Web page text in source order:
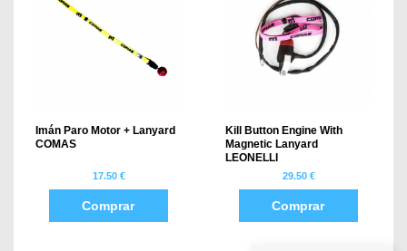
Imán Paro Motor + Lanyard
COMAS
17.50 €
Comprar
Kill Button Engine With
Magnetic Lanyard
LEONELLI
29.50 €
Comprar